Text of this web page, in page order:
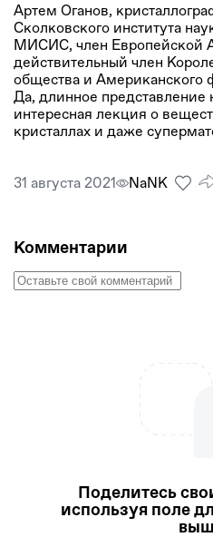
Артем Оганов,
Сколковского института
МИСИС, член Европейской
действительный член
общества и Американского
Да, длинное представление
интересная лекция о
кристаллах и даже
31 августа 2021 NaNК
Комментарии
Поделитесь
используя поле